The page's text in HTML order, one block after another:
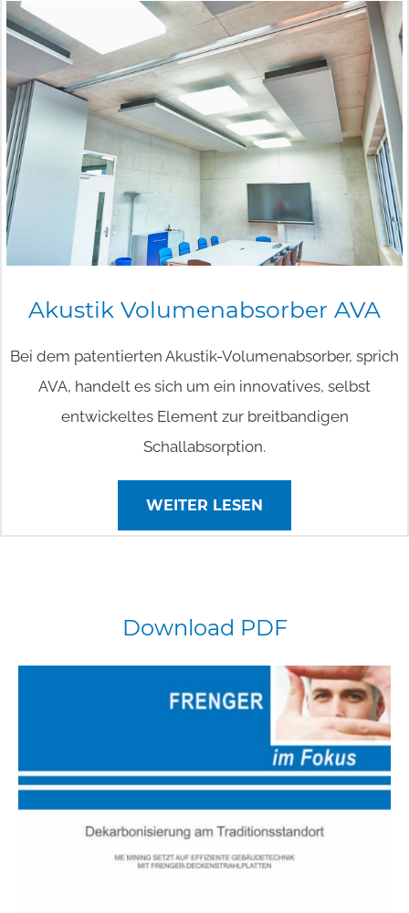
Akustik Volumenabsorber AVA
Bei dem patentierten Akustik-Volumenabsorber, sprich
AVA, handelt es sich um ein innovatives, selbst
entwickeltes Element zur breitbandigen
Schallabsorption.
WEITER LESEN
Download PDF